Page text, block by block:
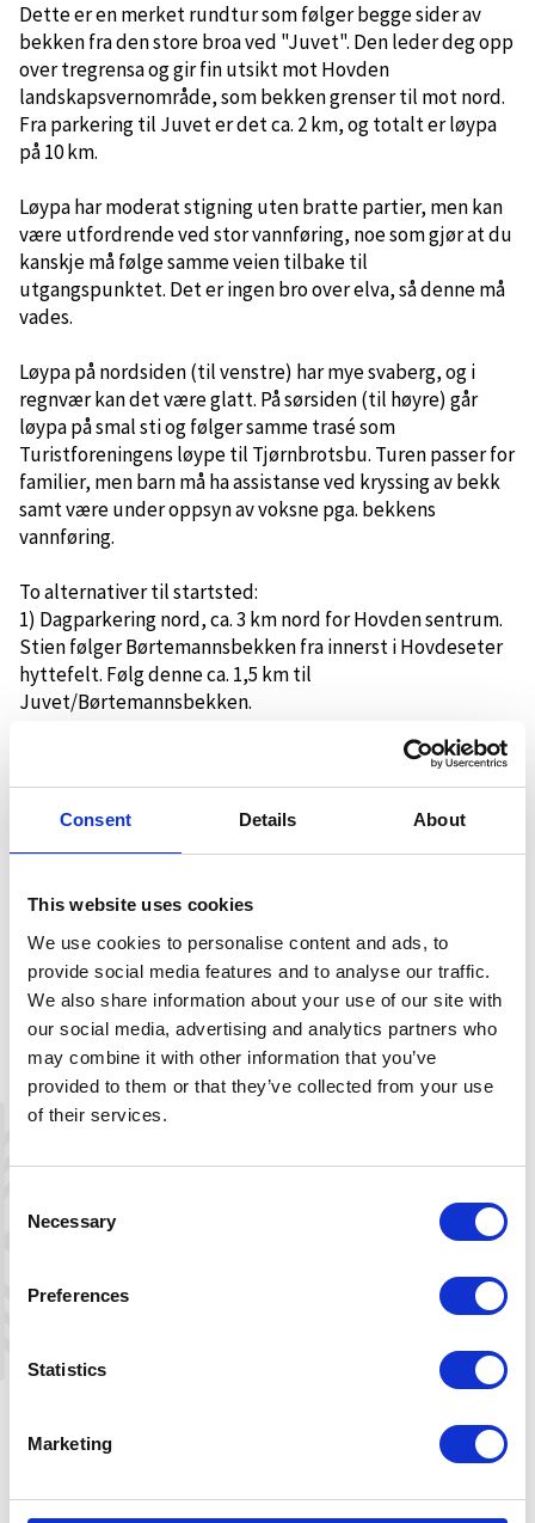
Consent Details About
This website uses cookies
We use cookies to personalise content and ads, to
provide social media features and to analyse our traffic.
We also share information about your use of our site with
our social media, advertising and analytics partners who
may combine it with other information that you’ve
provided to them or that they’ve collected from your use
of their services.
Selection
Necessary
Preferences
Statistics
Marketing
Dette er en merket rundtur som følger begge sider av
bekken fra den store broa ved "Juvet". Den leder deg opp
over tregrensa og gir fin utsikt mot Hovden
landskapsvernområde, som bekken grenser til mot nord.
Fra parkering til Juvet er det ca. 2 km, og totalt er løypa
på 10 km.
Løypa har moderat stigning uten bratte partier, men kan
være utfordrende ved stor vannføring, noe som gjør at du
kanskje må følge samme veien tilbake til
utgangspunktet. Det er ingen bro over elva, så denne må
vades.
Løypa på nordsiden (til venstre) har mye svaberg, og i
regnvær kan det være glatt. På sørsiden (til høyre) går
løypa på smal sti og følger samme trasé som
Turistforeningens løype til Tjørnbrotsbu. Turen passer for
familier, men barn må ha assistanse ved kryssing av bekk
samt være under oppsyn av voksne pga. bekkens
vannføring.
To alternativer til startsted:
1) Dagparkering nord, ca. 3 km nord for Hovden sentrum.
Stien følger Børtemannsbekken fra innerst i Hovdeseter
hyttefelt. Følg denne ca. 1,5 km til
Juvet/Børtemannsbekken.
2) Dagparkering sør, ca. 900 m nord for Hovden sentrum.
Stien følger grusvei, ev. asfaltvei via Hartevassnuten
hyttefelt, ca. 1 km til "vassverkhytta". Herfra går du ca. 1
km videre på grusvei inn til Juvet/Børtemannsbekken.
Beskrivelse
Last ned kartblad
+